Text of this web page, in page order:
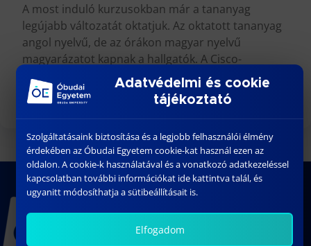
A most induló kurzusokban már a tananyag
legújabb változatát oktatjuk. Az oktatott tananyag
angol nyelvű, de az órákon magyar nyelvű
magyarázatot kapnak a hallgatók. A Cisco-
tanfolyam tehát a szakmai angol nyelv
megismerését is segíti.
Adatvédelmi és cookie
tájékoztató
Szolgáltatásaink biztosítása és a legjobb felhasználói élmény
érdekében az Óbudai Egyetem cookie-kat használ ezen az
oldalon. A cookie-k használatával és a vonatkozó adatkezeléssel
kapcsolatban további információkat ide kattintva talál, és
ugyanitt módosíthatja a sütibeállításait is.
Elfogadom